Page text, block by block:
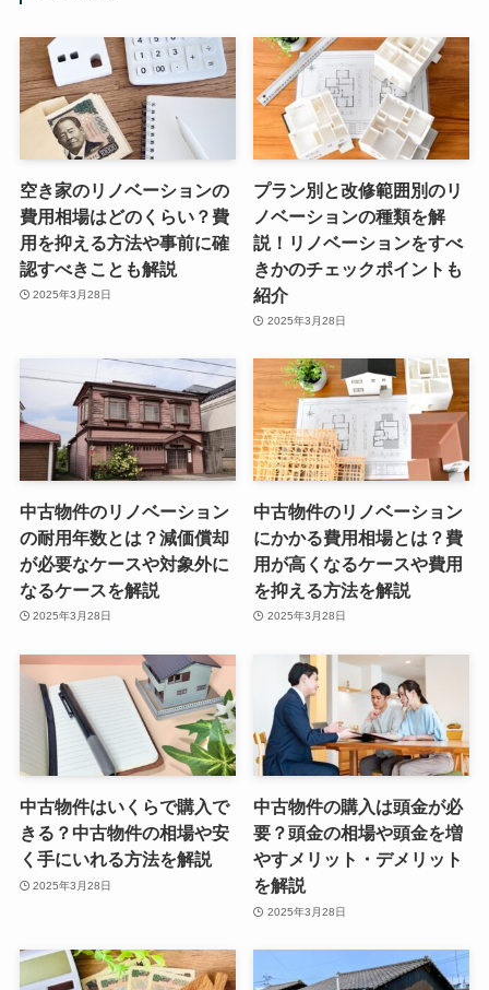
空き家のリノベーションの
費用相場はどのくらい？費
用を抑える方法や事前に確
認すべきことも解説
2025年3月28日
プラン別と改修範囲別のリ
ノベーションの種類を解
説！リノベーションをすべ
きかのチェックポイントも
紹介
2025年3月28日
中古物件のリノベーション
の耐用年数とは？減価償却
が必要なケースや対象外に
なるケースを解説
2025年3月28日
中古物件のリノベーション
にかかる費用相場とは？費
用が高くなるケースや費用
を抑える方法を解説
2025年3月28日
中古物件はいくらで購入で
きる？中古物件の相場や安
く手にいれる方法を解説
2025年3月28日
中古物件の購入は頭金が必
要？頭金の相場や頭金を増
やすメリット・デメリット
を解説
2025年3月28日